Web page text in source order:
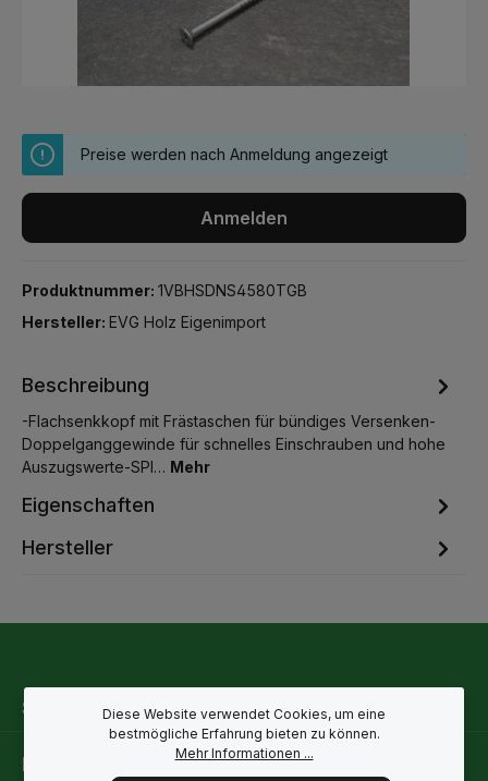
Preise werden nach Anmeldung angezeigt
Anmelden
Produktnummer: 1VBHSDNS4580TGB
Hersteller: EVG Holz Eigenimport
Beschreibung
-Flachsenkkopf mit Frästaschen für bündiges Versenken-
Doppelganggewinde für schnelles Einschrauben und hohe
Auszugswerte-SPI… Mehr
Eigenschaften
Hersteller
Service-Hotline
Rechtliche Hinweise
Diese Website verwendet Cookies, um eine
bestmögliche Erfahrung bieten zu können.
Mehr Informationen ...